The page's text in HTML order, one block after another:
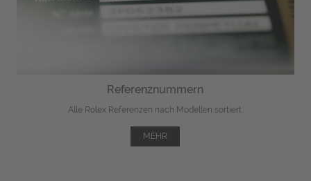
Referenznummern
Alle Rolex Referenzen nach Modellen sortiert.
MEHR